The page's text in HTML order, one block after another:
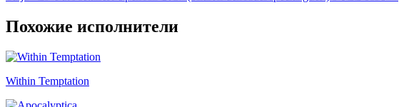
Похожие исполнители
Within Temptation